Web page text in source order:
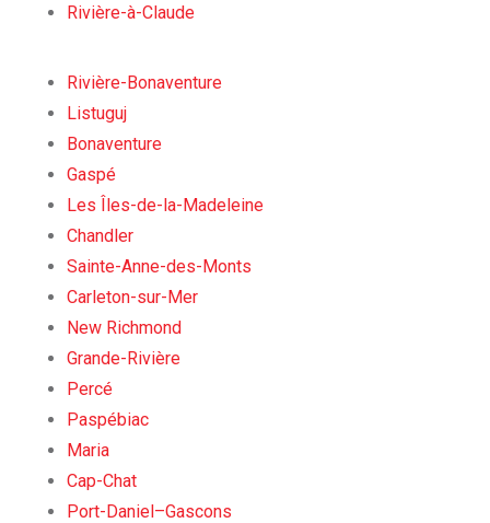
Rivière-à-Claude
Rivière-Bonaventure
Listuguj
Bonaventure
Gaspé
Les Îles-de-la-Madeleine
Chandler
Sainte-Anne-des-Monts
Carleton-sur-Mer
New Richmond
Grande-Rivière
Percé
Paspébiac
Maria
Cap-Chat
Port-Daniel–Gascons